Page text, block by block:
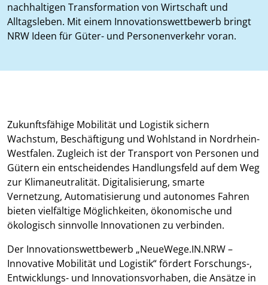
nachhaltigen Transformation von Wirtschaft und
Alltagsleben. Mit einem Innovationswettbewerb bringt
NRW Ideen für Güter- und Personenverkehr voran.
Zukunftsfähige Mobilität und Logistik sichern
Wachstum, Beschäftigung und Wohlstand in Nordrhein-
Westfalen. Zugleich ist der Transport von Personen und
Gütern ein entscheidendes Handlungsfeld auf dem Weg
zur Klimaneutralität. Digitalisierung, smarte
Vernetzung, Automatisierung und autonomes Fahren
bieten vielfältige Möglichkeiten, ökonomische und
ökologisch sinnvolle Innovationen zu verbinden.
Der Innovationswettbewerb „NeueWege.IN.NRW –
Innovative Mobilität und Logistik“ fördert Forschungs-,
Entwicklungs- und Innovationsvorhaben, die Ansätze in